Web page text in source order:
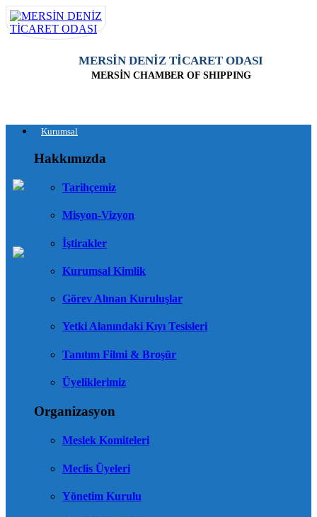
MERSİN DENİZ TİCARET ODASI
MERSİN CHAMBER OF SHIPPING
Kurumsal
Hakkımızda
Tarihçemiz
Misyon-Vizyon
İştirakler
Kurumsal Kimlik
Görev Alınan Kuruluşlar
Yetki Alanındaki Kıyı Tesisleri
Tanıtım Filmi & Broşür
Üyeliklerimiz
Organizasyon
Meslek Komiteleri
Meclis Üyeleri
Yönetim Kurulu